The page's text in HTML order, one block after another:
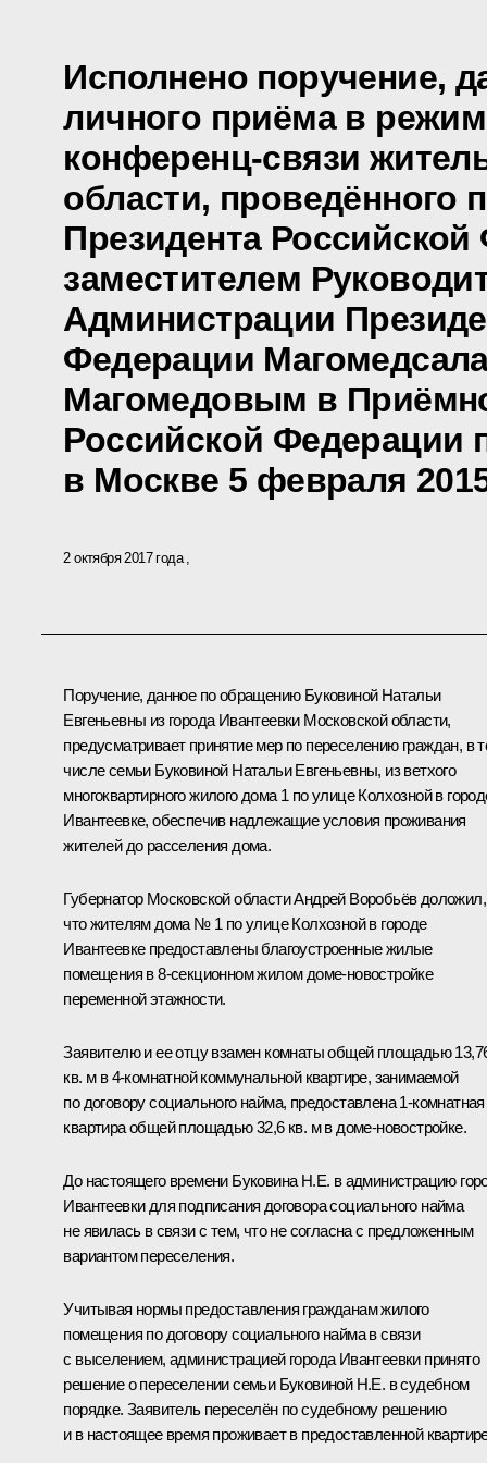
Исполнено поручение,
личного приёма в
конференц-связи
области, проведённого
Президента
заместителем
Администрации
Федерации
Магомедовым в
Российской Федерации
в Москве 5 февраля
2 октября 2017 года
Поручение, данное по обращению Буковиной Натальи
Евгеньевны из города Ивантеевки Московской области,
предусматривает принятие мер по переселению граждан, в
числе семьи Буковиной Натальи Евгеньевны, из ветхого
многоквартирного жилого дома 1 по улице Колхозной в
Ивантеевке, обеспечив надлежащие условия проживания
жителей до расселения дома.
Губернатор Московской области Андрей Воробьёв доложил,
что жителям дома № 1 по улице Колхозной в городе
Ивантеевке предоставлены благоустроенные жилые
помещения в 8-секционном жилом доме-новостройке
переменной этажности.
Заявителю и ее отцу взамен комнаты общей площадью
кв. м в 4-комнатной коммунальной квартире, занимаемой
по договору социального найма, предоставлена 1-комнатная
квартира общей площадью 32,6 кв. м в доме-новостройке.
До настоящего времени Буковина Н.Е. в администрацию
Ивантеевки для подписания договора социального найма
не явилась в связи с тем, что не согласна с предложенным
вариантом переселения.
Учитывая нормы предоставления гражданам жилого
помещения по договору социального найма в связи
с выселением, администрацией города Ивантеевки принято
решение о переселении семьи Буковиной Н.Е. в судебном
порядке. Заявитель переселён по судебному решению
и в настоящее время проживает в предоставленной